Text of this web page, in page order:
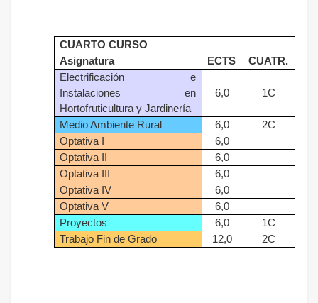
CUARTO CURSO
Asignatura
ECTS
CUATR.
Electrificación e
Instalaciones en
Hortofruticultura y Jardinería
6,0 1C
Medio Ambiente Rural 6,0
2C
Optativa I
6,0
Optativa II
6,0
Optativa III
6,0
Optativa IV
6,0
Optativa V
6,0
Proyectos
6,0
1C
Trabajo Fin de Grado
12,0 2C